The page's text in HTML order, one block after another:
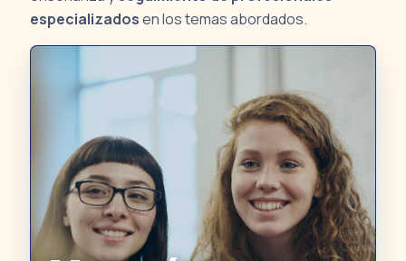
especializadosen los temas abordados.